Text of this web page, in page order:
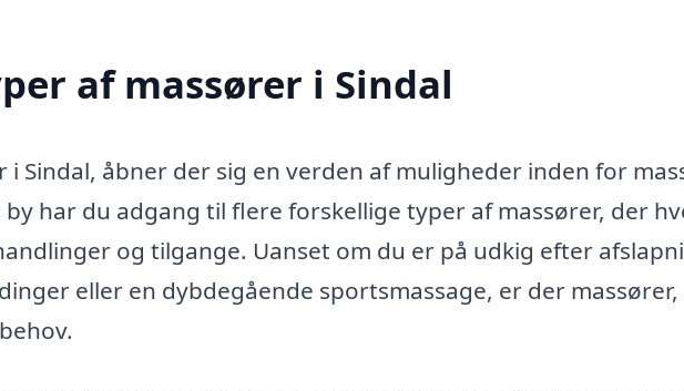
af massører i Sindal
i Sindal, åbner der sig en verden af muligheder inden for
har du adgang til flere forskellige typer af massører, der
og tilgange. Uanset om du er på udkig efter
eller en dybdegående sportsmassage, er der